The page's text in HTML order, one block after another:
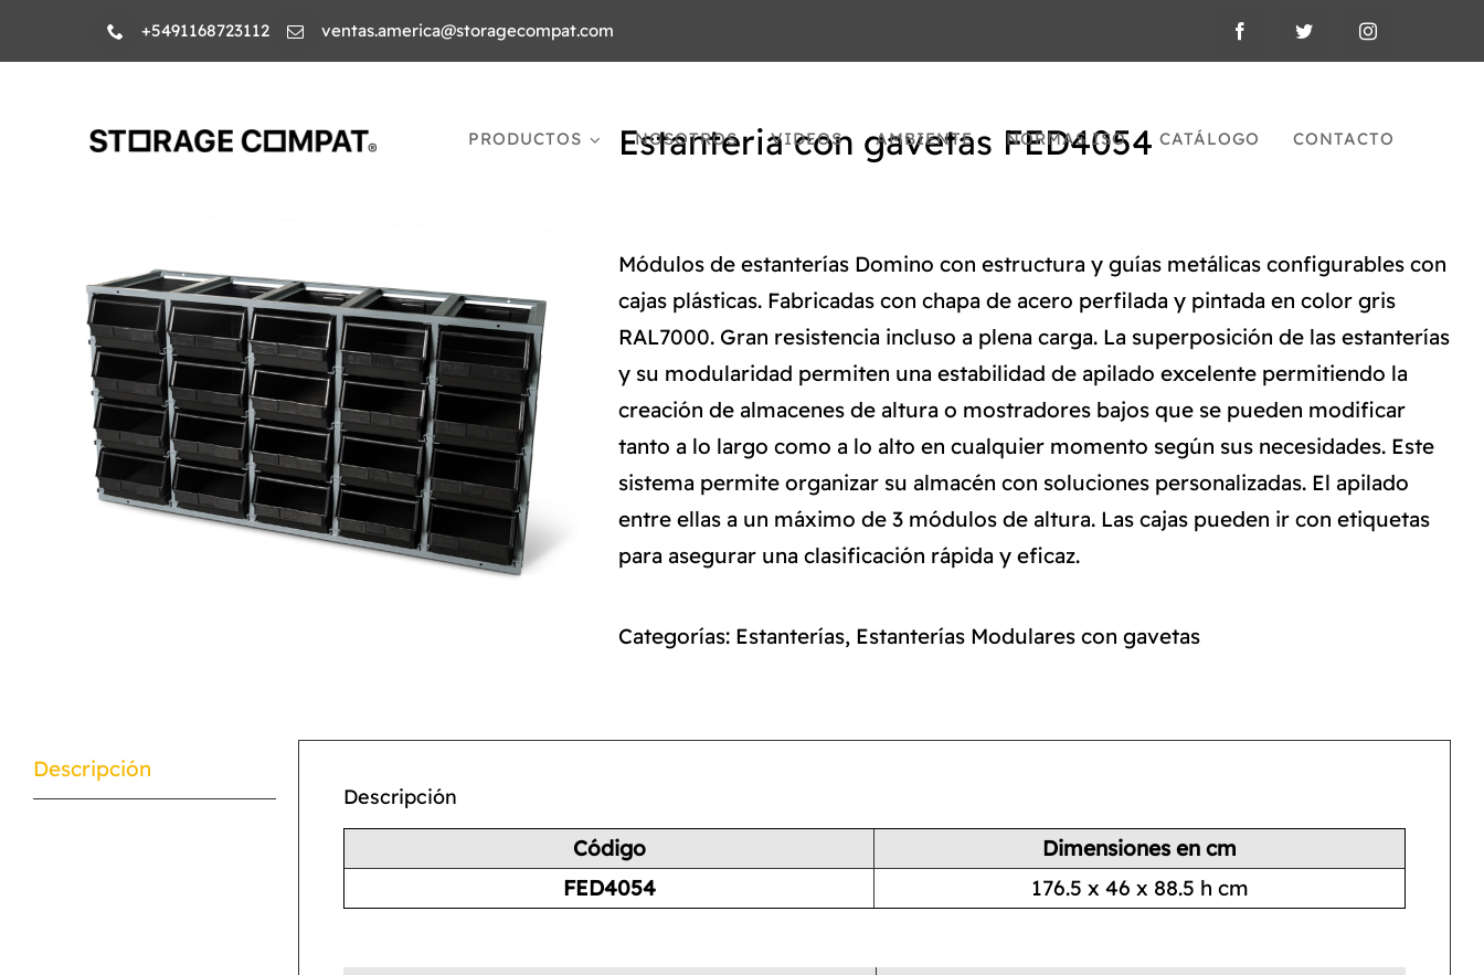
+5491168723112 ventas.america@storagecompat.com
PRODUCTOS NOSOTROS VIDEOS AMBIENTE NORMAS ISO CATÁLOGO CONTACTO
Estanteria con gavetas FED4054
Módulos de estanterías Domino con estructura y guías metálicas configurables con
cajas plásticas. Fabricadas con chapa de acero perfilada y pintada en color gris
RAL7000. Gran resistencia incluso a plena carga. La superposición de las estanterías
y su modularidad permiten una estabilidad de apilado excelente permitiendo la
creación de almacenes de altura o mostradores bajos que se pueden modificar
tanto a lo largo como a lo alto en cualquier momento según sus necesidades. Este
sistema permite organizar su almacén con soluciones personalizadas. El apilado
entre ellas a un máximo de 3 módulos de altura. Las cajas pueden ir con etiquetas
para asegurar una clasificación rápida y eficaz.
Categorías: Estanterías, Estanterías Modulares con gavetas
Descripción
Descripción
Código
Dimensiones en cm
FED4054
176.5 x 46 x 88.5 h cm